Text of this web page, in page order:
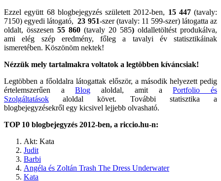
Ezzel együtt 68 blogbejegyzés született 2012-ben, 15 447(tavaly:
7150) egyedi látogató,23 951-szer (tavaly: 11 599-szer) látogatta az
oldalt, összesen 55 860 (tavaly 20 585) oldalletöltést produkálva,
ami elég szép eredmény, főleg a tavalyi év statisztikáinak
ismeretében. Köszönöm nektek!
Nézzük mely tartalmakra voltatok a legtöbben kíváncsiak!
Legtöbben a főoldalra látogattak először, a második helyezett pedig
értelemszerűen aBlog aloldal, amit aPortfolio és
Szolgáltatások aloldal követ. További statisztika a
blogbejegyzésekről egy kicsivel lejjebb olvasható.
TOP 10 blogbejegyzés 2012-ben, a riccio.hu-n:
Akt: Kata
Judit
Barbi
Angéla és Zoltán Trash The Dress Underwater
Kata